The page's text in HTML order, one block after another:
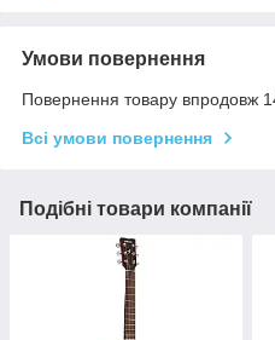
Умови повернення
Повернення товару впродовж
Всі умови повернення
Подібні товари компанії